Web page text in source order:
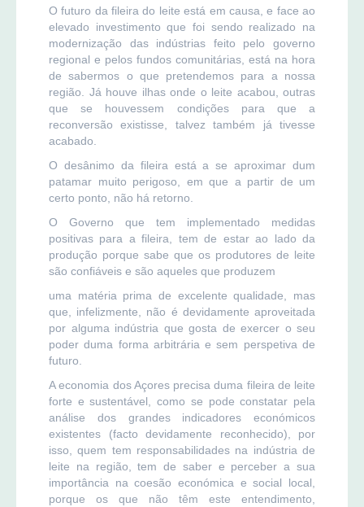
O futuro da fileira do leite está em causa, e face ao
elevado investimento que foi sendo realizado na
modernização das indústrias feito pelo governo
regional e pelos fundos comunitárias, está na hora
de sabermos o que pretendemos para a nossa
região. Já houve ilhas onde o leite acabou, outras
que se houvessem condições para que a
reconversão existisse, talvez também já tivesse
acabado.
O desânimo da fileira está a se aproximar dum
patamar muito perigoso, em que a partir de um
certo ponto, não há retorno.
O Governo que tem implementado medidas
positivas para a fileira, tem de estar ao lado da
produção porque sabe que os produtores de leite
são confiáveis e são aqueles que produzem
uma matéria prima de excelente qualidade, mas
que, infelizmente, não é devidamente aproveitada
por alguma indústria que gosta de exercer o seu
poder duma forma arbitrária e sem perspetiva de
futuro.
A economia dos Açores precisa duma fileira de leite
forte e sustentável, como se pode constatar pela
análise dos grandes indicadores económicos
existentes (facto devidamente reconhecido), por
isso, quem tem responsabilidades na indústria de
leite na região, tem de saber e perceber a sua
importância na coesão económica e social local,
porque os que não têm este entendimento,